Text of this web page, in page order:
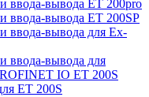
ввода-вывода ET 200pro
ввода-вывода ET 200SP
ввода-вывода для Ex-
ввода-вывода для
IO ET 200S
ET 200S